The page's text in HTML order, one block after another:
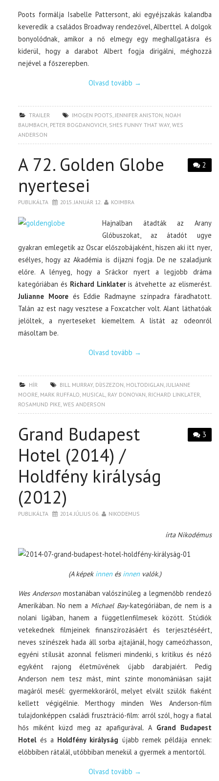
Poots formálja Isabelle Pattersont, aki egyéjszakás kalandba
keveredik a családos Broadway rendezővel, Alberttel. A dolgok
bonyolódnak, amikor a nő elmegy egy meghallgatásra és
kiderül, hogy a darabot Albert fogja dirigálni, méghozzá
nejével a főszerepben.
Olvasd tovább →
TRAILER IMOGEN POOTS JENNIFER ANISTON NOAH
BAUMBACH PETER BOGDANOVICH SHES FUNNY THAT WAY,WES
ANDERSON
2
A 72. Golden Globe
nyertesei
PUBLIKÁLTA 2015. JANUÁR 12. KOIMBRA
Hajnalban átadták az Arany
Glóbuszokat, az átadót ugye
gyakran emlegetik az Oscar előszobájaként, hiszen aki itt nyer,
esélyes, hogy az Akadémia is díjazni fogja. De ne szaladjunk
előre. A lényeg, hogy a Sráckor nyert a legjobb dráma
kategóriában és Richard Linklateris átvehette az elismerést.
Julianne Moore és Eddie Radmayne színpadra fáradhatott.
Talán az est nagy vesztese a Foxcatcher volt. Alant láthatóak
jelöltek, a nyerteseket kiemeltem. A listát az odeonról
másoltam be.
Olvasd tovább →
HÍR BILL MURRAY, DÍJSZEZON HOLTODIGLAN JULIANNE
MOORE MARK RUFFALO MUSICAL RAY DONOVAN RICHARD LINKLATER
ROSAMUND PIKE ,WES ANDERSON
3
Grand Budapest
Hotel (2014) /
Holdfény királyság
(2012)
PUBLIKÁLTA 2014. JÚLIUS 06. NIKODEMUS
írta Nikodémus
(A képek innenés innenvalók.)
Wes Andersonmostanában valószínűleg a legmenőbb rendező
Amerikában. No nem a Michael Bay-kategóriában, de nem is a
nolani ligában, hanem a függetlenfilmesek között. Stúdiók
vetekednek filmjeinek finanszírozásáért és terjesztéséért,
neves színészek hada áll sorba ajtajánál, hogy cameózhasson,
egyéni stílusát azonnal felismeri mindenki, s kritikus és néző
egyként rajong életművének újabb darabjaiért. Pedig
Anderson nem tesz mást, mint szinte monomániásan saját
magáról mesél: gyermekkoráról, melyet elvált szülők fiaként
kellett végigélnie. Merthogy minden Wes Anderson-film
tulajdonképpen családi frusztráció-film: arról szól, hogy a fiatal
hős miként küzd meg az apafigurával. A Grand Budapest
Hotelés a Holdfény királyság újabb remek példája ennek:
előbbiben rátalál, utóbbiban menekül a gyermek a mentortól.
Olvasd tovább →